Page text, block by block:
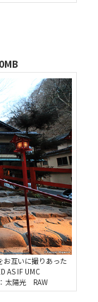
お互いに撮りあった
AS IF UMC
太陽光 RAW